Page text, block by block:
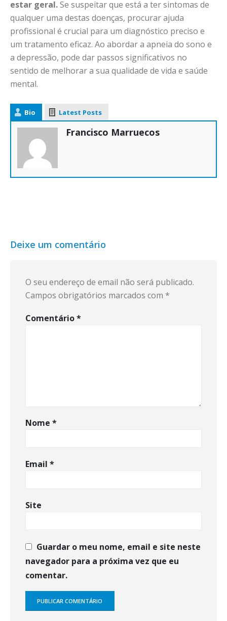
estar geral.Se suspeitar que está a ter sintomas de
qualquer uma destas doenças, procurar ajuda
profissional é crucial para um diagnóstico preciso e
um tratamento eficaz. Ao abordar a apneia do sono e
a depressão, pode dar passos significativos no
sentido de melhorar a sua qualidade de vida e saúde
mental.
Bio Latest Posts
Francisco Marruecos
Deixe um comentário
O seu endereço de email não será publicado.
Campos obrigatórios marcados com *
Comentário*
Nome *
Email *
Site
Guardar o meu nome, email e site neste
navegador para a próxima vez que eu
comentar.